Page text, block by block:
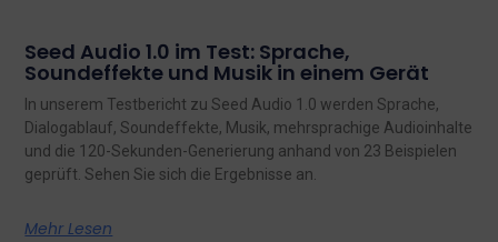
Seed Audio 1.0 im Test: Sprache,
Soundeffekte und Musik in einem Gerät
In unserem Testbericht zu Seed Audio 1.0 werden Sprache,
Dialogablauf, Soundeffekte, Musik, mehrsprachige Audioinhalte
und die 120-Sekunden-Generierung anhand von 23 Beispielen
geprüft. Sehen Sie sich die Ergebnisse an.
Mehr Lesen